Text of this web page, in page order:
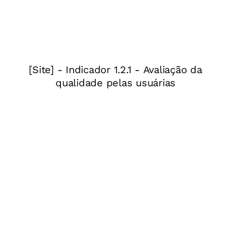
C. Lortie, da Universidade de Chicago, em 1975,
representa a solidão dos professores que,